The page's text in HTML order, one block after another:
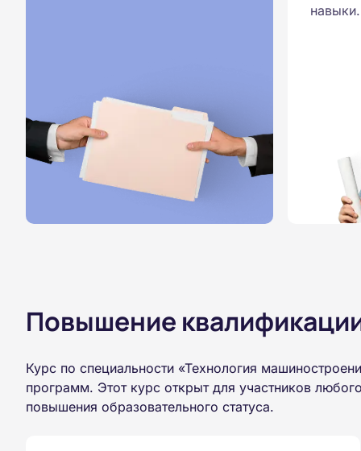
навыки.
Повышение
Курс по специальности «Технология
программ. Этот курс открыт для участников
повышения образовательного статуса.